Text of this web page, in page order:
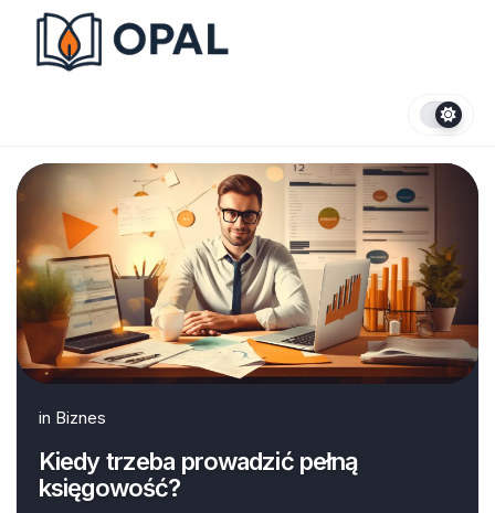
content
in Biznes
Kiedy trzeba prowadzić pełną
księgowość?